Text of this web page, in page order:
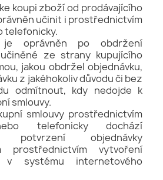
koupi zboží od prodávajícího
učinit i prostřednictvím
telefonicky.
je oprávněn po obdržení
ze strany kupujícího
jakou obdržel objednávku,
z jakéhokoliv důvodu či bez
odmítnout, kdy nedojde k
smlouvy.
smlouvy prostřednictvím
telefonicky dochází
potvrzení objednávky
prostřednictvím vytvoření
v systému internetového